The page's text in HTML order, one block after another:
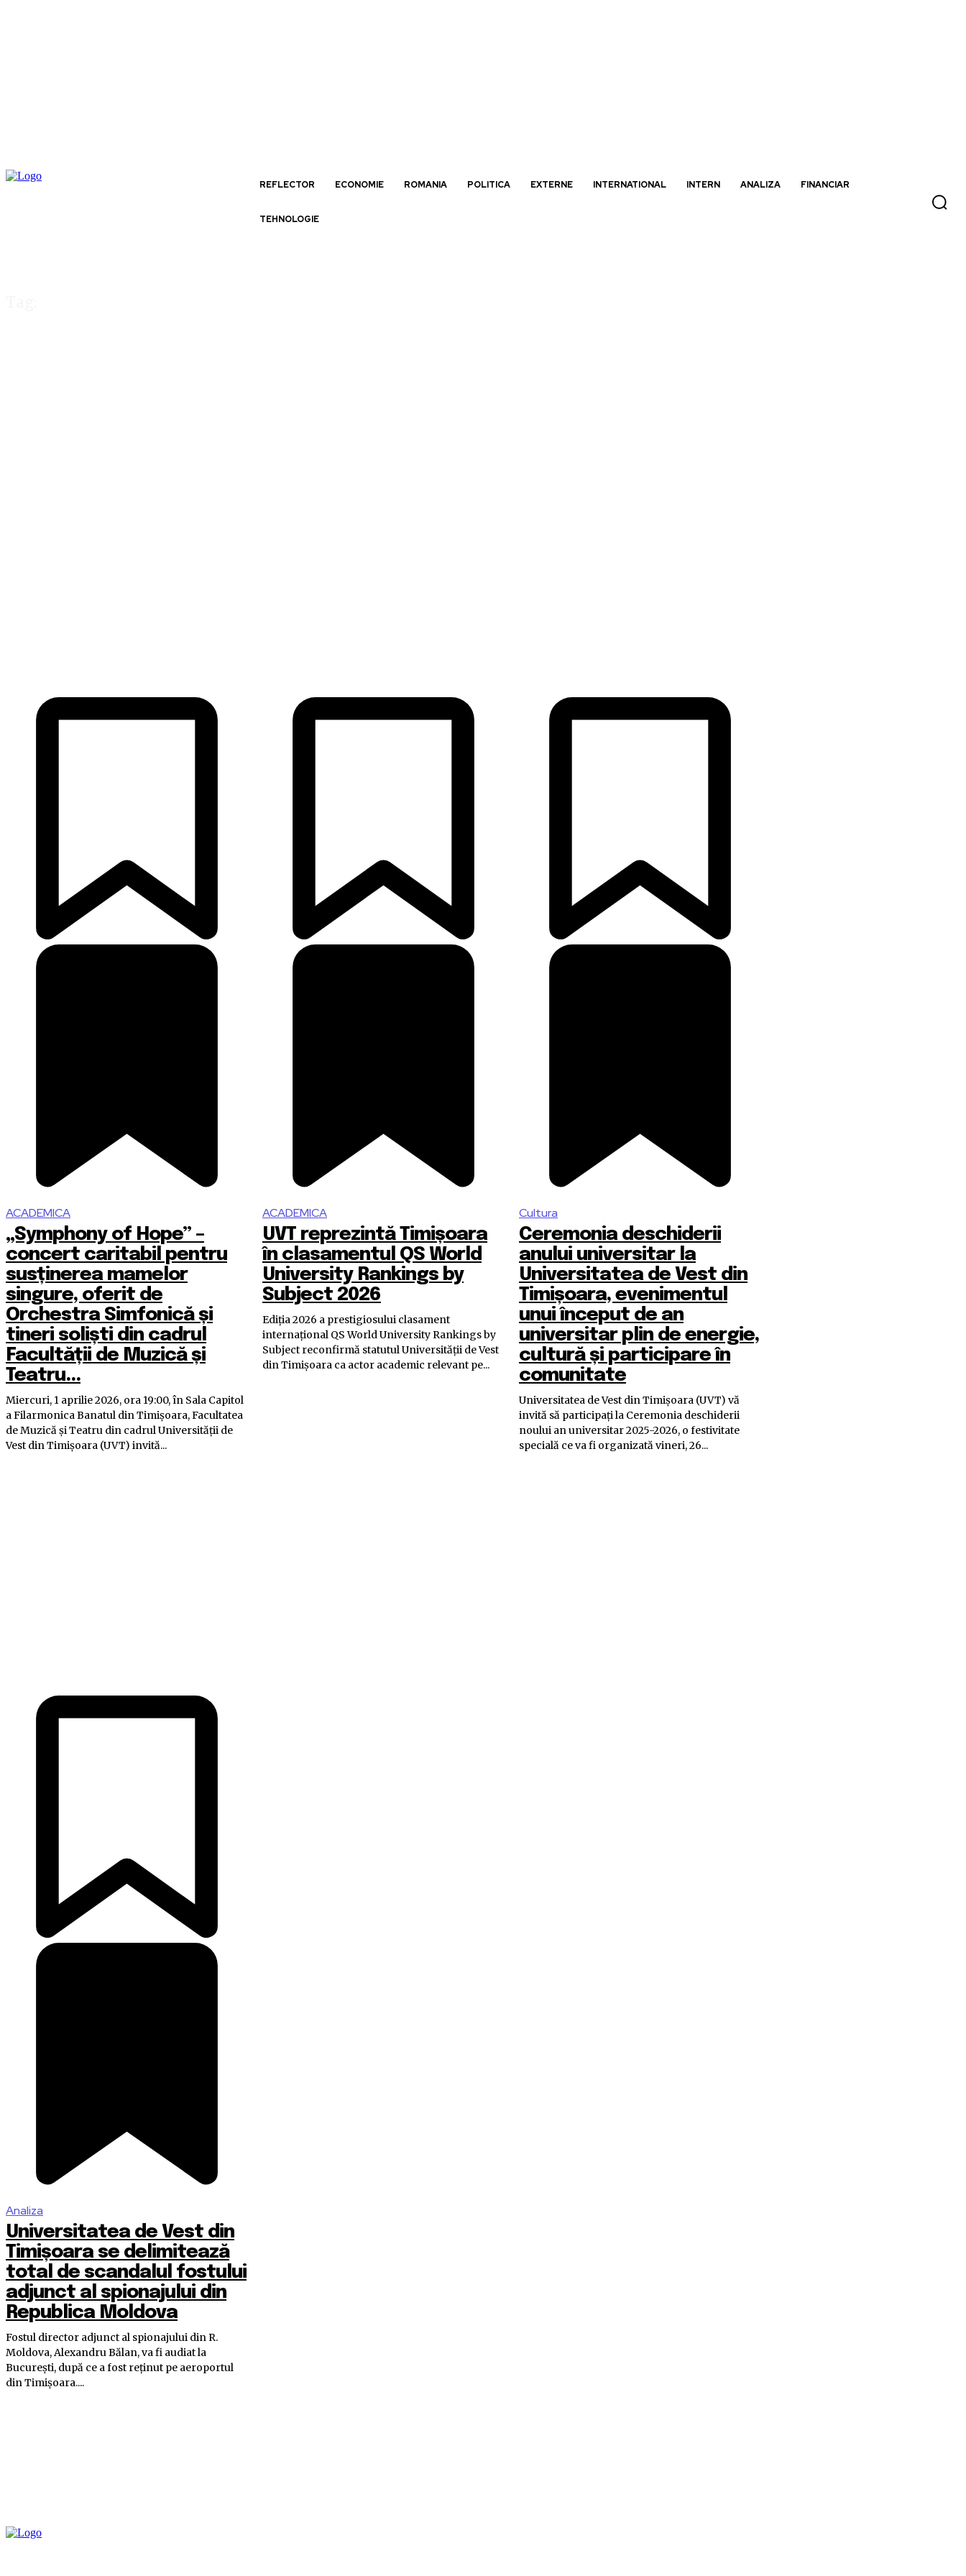
REFLECTOR ECONOMIE ROMANIA POLITICA EXTERNE INTERNATIONAL INTERN ANALIZA FINANCIAR
TEHNOLOGIE
ACADEMICA
„Symphony of Hope” –
concert caritabil pentru
susținerea mamelor
singure, oferit de
Orchestra Simfonică și
tineri soliști din cadrul
Facultății de Muzică și
Teatru...
Miercuri, 1 aprilie 2026, ora 19:00, în Sala Capitol
a Filarmonica Banatul din Timișoara, Facultatea
de Muzică și Teatru din cadrul Universității de
Vest din Timișoara (UVT) invită...
ACADEMICA
UVT reprezintă Timișoara
în clasamentul QS World
University Rankings by
Subject 2026
Ediția 2026 a prestigiosului clasament
internațional QS World University Rankings by
Subject reconfirmă statutul Universității de Vest
din Timișoara ca actor academic relevant pe...
Cultura
Ceremonia deschiderii
anului universitar la
Universitatea de Vest din
Timișoara, evenimentul
unui început de an
universitar plin de energie,
cultură și participare în
comunitate
Universitatea de Vest din Timișoara (UVT) vă
invită să participați la Ceremonia deschiderii
noului an universitar 2025-2026, o festivitate
specială ce va fi organizată vineri, 26...
Analiza
Universitatea de Vest din
Timișoara se delimitează
total de scandalul fostului
adjunct al spionajului din
Republica Moldova
Fostul director adjunct al spionajului din R.
Moldova, Alexandru Bălan, va fi audiat la
București, după ce a fost reținut pe aeroportul
din Timișoara....